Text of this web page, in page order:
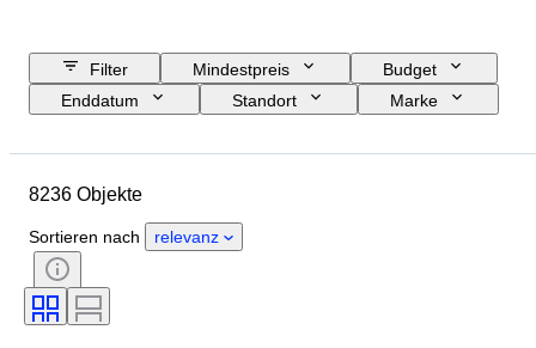
Filter Mindestpreis
Budget
Enddatum
Standort
Marke
Zustand
Stil
Reinheit
Farbstufe
Exakte Farbe
Transparenz des Edelsteins
8236 Objekte
Sortieren nach relevanz